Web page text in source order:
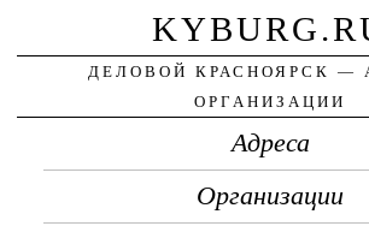
ДЕЛОВОЙ КРАСНОЯРСК —
ОРГАНИЗАЦИИ
Адреса
Организации